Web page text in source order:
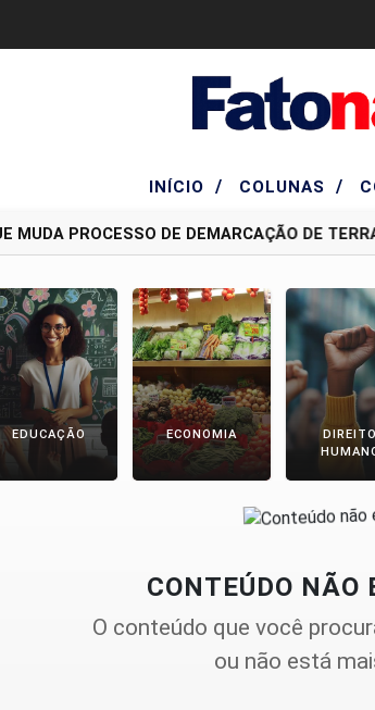
INÍCIO / COLUNAS /
PROCESSO DE DEMARCAÇÃO DE
EDUCAÇÃO ECONOMIA
CONTEÚDO NÃO
O conteúdo que você
ou não está